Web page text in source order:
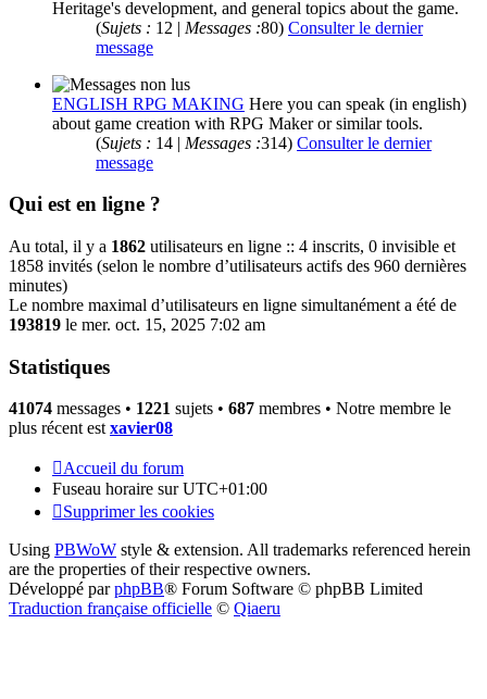
Heritage's development, and general topics about the game.
(Sujets : 12 | Messages :80) Consulter le dernier
message
ENGLISH RPG MAKING Here you can speak (in english)
about game creation with RPG Maker or similar tools.
(Sujets : 14 | Messages :314) Consulter le dernier
message
Qui est en ligne ?
Au total, il y a 1862 utilisateurs en ligne :: 4 inscrits, 0 invisible et
1858 invités (selon le nombre d’utilisateurs actifs des 960 dernières
minutes)
Le nombre maximal d’utilisateurs en ligne simultanément a été de
193819 le mer. oct. 15, 2025 7:02 am
Statistiques
41074 messages • 1221 sujets • 687 membres • Notre membre le
plus récent estxavier08
Accueil du forum
Fuseau horaire surUTC+01:00
Supprimer les cookies
Using PBWoW style & extension. All trademarks referenced herein
are the properties of their respective owners.
Développé parphpBB® Forum Software © phpBB Limited
Traduction française officielle © Qiaeru